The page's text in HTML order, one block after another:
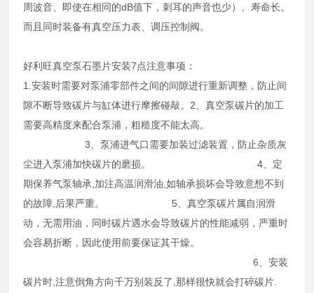
周波音、即使在相同的dB值下，刺耳的声音也少）、寿命长。
而且同时装备有真空压力表、调压控制阀。
好利旺真空泵石墨片安装7点注意事项：
1.安装时需要对泵浦零部件之间的间隙进行重新调整，防止间
隙不断导致碳片与缸体进行摩擦碰敲。2、真空泵碳片的加工
需要高精度来配合泵浦，粗糙度不能太高。
3、泵浦进气口需要加装过滤装置，防止杂质灰
尘进入泵浦加快碳片的磨损。 4、定
期保养气泵轴承,加注高温润滑油,如轴承损坏会导致意想不到
的故障,后果严重。 5、真空泵碳片属自润滑
动，无需用油，同时碳片遇水会导致碳片的性能减弱，严重时
会容易折断，因此使用前要保证其干燥。
6、安装
碳片时,注意倒角方向千万别装反了,那样很快就会打碎碳片.